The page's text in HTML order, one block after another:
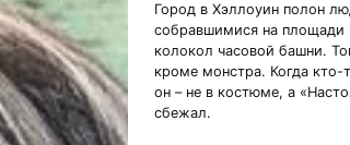
Город в Хэллоуин полон
собравшимися на площади
колокол часовой башни.
кроме монстра. Когда кто-
он – не в костюме, а
сбежал.